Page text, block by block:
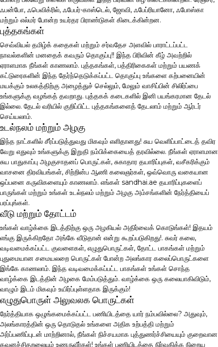
ஃபன்போ, ஃபெவிக்ரில், ஃபேபர்-காஸ்டெல், ஜோவி, ஃபேப்ரியானோ, ஃபோஸ்கா
மற்றும் எல்மர் போன்ற உயர்தர பிராண்டுகள் கிடைக்கின்றன.
புத்தகங்கள்
செவ்வியல் தமிழ்க் கதைகள் மற்றும் சர்வதேச அளவில் பாராட்டப்பட்ட
நாவல்களின் மனதைக் கவரும் தொகுப்பு!! இந்த பிரிவின் கீழ் அவற்றில்
ஏராளமாக நீங்கள் காணலாம். புத்தகங்கள், பத்திரிகைகள் மற்றும் பயணக்
கட்டுரைகளின் இந்த தேர்ந்தெடுக்கப்பட்ட தொகுப்பு உங்களை கற்பனையின்
மயக்கும் உலகத்திற்கு அழைத்துச் செல்லும், மேலும் வாசிப்பின் சிலிர்ப்பை
உங்களுக்கு வழங்கத் தவறாது. புத்தகக் கடைகளில் இனி பயங்கரமான தேடல்
இல்லை. தேடல் வரியில் குறிப்பிட்ட புத்தகங்களைத் தேடலாம் மற்றும் ஆர்டர்
செய்யலாம்.
உடல்நலம் மற்றும் அழகு
இந்த நாட்களில் சீர்ப்படுத்துவது மிகவும் எளிதானது! சுய வெளிப்பாட்டைத் தவிர
வேறு எதுவும் உங்களுக்கு இறுதி நம்பிக்கையைத் தரவில்லை. நீங்கள் ஏராளமான
சுய பாதுகாப்பு அழகுசாதனப் பொருட்கள், சுகாதார தயாரிப்புகள், வசீகரிக்கும்
வாசனை திரவியங்கள், சிற்றின்ப ஆணி கலைஞர்கள், ஒவ்வொரு வகையான
ஒப்பனை கருவிகளையும் காணலாம். எங்கள் sandhai.ae தயாரிப்புகளைப்
பாருங்கள் மற்றும் உங்கள் உடல்நலம் மற்றும் அழகு அம்சங்களின் நேர்த்தியைப்
பரப்புங்கள்.
வீடு மற்றும் தோட்டம்
உங்கள் வாழ்க்கை இடத்திற்கு ஒரு அழகியல் அதிர்வைக் கொடுங்கள்! இதயம்
எங்கு இருக்கிறதோ அங்கே வீடுதான் என்று கூறப்படுகிறது!. சுவர் கலை,
வடிவமைக்கப்பட்ட குவளைகள், எழுதுபொருட்கள், தோட்ட பாகங்கள் மற்றும்
புதுமையான சமையலறை பொருட்கள் போன்ற அலங்கார கலைப்பொருட்களை
இங்கே காணலாம். இந்த வடிவமைக்கப்பட்ட பாகங்கள் உங்கள் சொந்த
வாழ்க்கை இடத்தின் அழகை மேம்படுத்தும். வாழ்க்கை ஒரு கலையாகிவிடும்,
வாழும் இடம் மிகவும் உயிர்ப்புள்ளதாக இருக்கும்!
எழுதுபொருள் அலுவலக பொருட்கள்
நேர்த்தியாக ஒழுங்கமைக்கப்பட்ட பணியிடத்தை யார் நம்பவில்லை? அதுவும்,
அலங்காரத்தின் ஒரு தொடுதல் உங்களை அதிக உற்பத்தி மற்றும்
அர்ப்பணிப்புடன் மாற்றினால், நீங்கள் நிச்சயமாக புத்துணர்ச்சியையும் குறைவான
கவனச்சிதறலையும் உணருவீர்கள்! உங்கள் பணியிடத்தை நிர்வகிக்க நிறைய